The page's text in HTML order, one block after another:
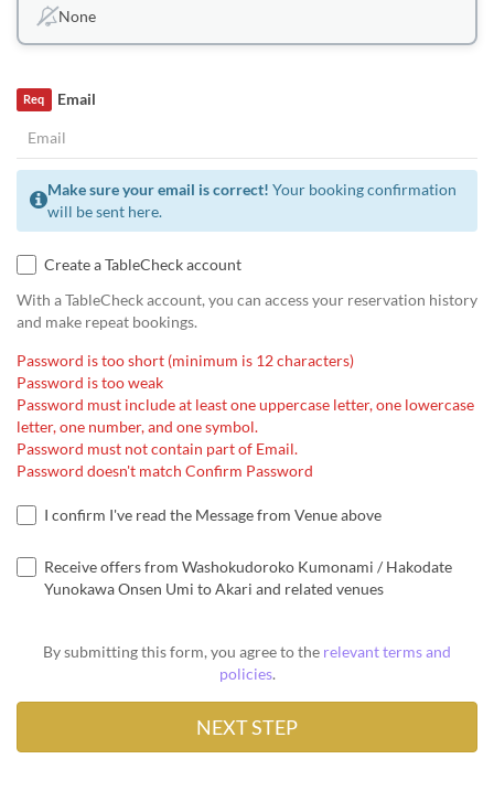
None
Email
Req
Make sure your email is correct! Your booking confirmation
will be sent here.
Create a TableCheck account
With a TableCheck account, you can access your reservation history
and make repeat bookings.
Password is too short (minimum is 12 characters)
Password is too weak
Password must include at least one uppercase letter, one lowercase
letter, one number, and one symbol.
Password must not contain part of Email.
Password doesn't match Confirm Password
I confirm I've read the Message from Venue above
Receive offers from Washokudoroko Kumonami / Hakodate
Yunokawa Onsen Umi to Akari and related venues
By submitting this form, you agree to the relevant terms and
policies.